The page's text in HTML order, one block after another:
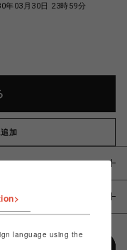
年03月30日 23時59分
加
language using the